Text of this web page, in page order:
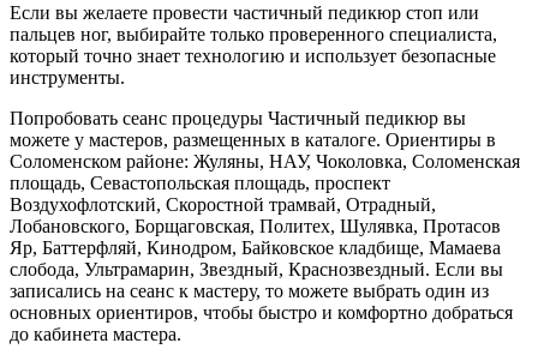
Если вы желаете провести частичный педикюр стоп или
пальцев ног, выбирайте только проверенного специалиста,
который точно знает технологию и использует безопасные
инструменты.
Попробовать сеанс процедуры Частичный педикюр вы
можете у мастеров, размещенных в каталоге. Ориентиры в
Соломенском районе: Жуляны, НАУ, Чоколовка, Соломенская
площадь, Севастопольская площадь, проспект
Воздухофлотский, Скоростной трамвай, Отрадный,
Лобановского, Борщаговская, Политех, Шулявка, Протасов
Яр, Баттерфляй, Кинодром, Байковское кладбище, Мамаева
слобода, Ультрамарин, Звездный, Краснозвездный. Если вы
записались на сеанс к мастеру, то можете выбрать один из
основных ориентиров, чтобы быстро и комфортно добраться
до кабинета мастера.